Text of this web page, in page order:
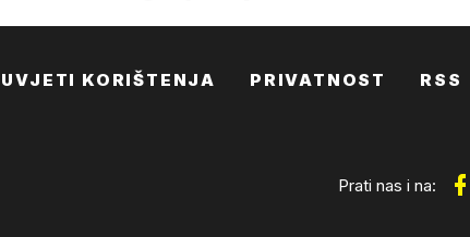
UVJETI KORIŠTENJA PRIVATNOST RSS
Prati nas i na: